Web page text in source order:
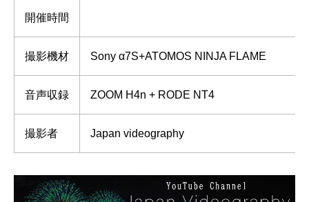
開催時間
撮影機材 Sony α7S+ATOMOS NINJA FLAME
音声収録 ZOOM H4n + RODE NT4
撮影者 Japan videography